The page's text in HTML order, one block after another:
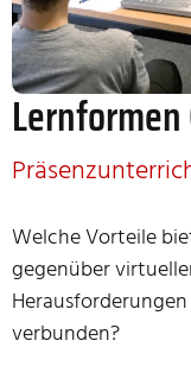
Welche Vorteile
gegenüber
verbunden?